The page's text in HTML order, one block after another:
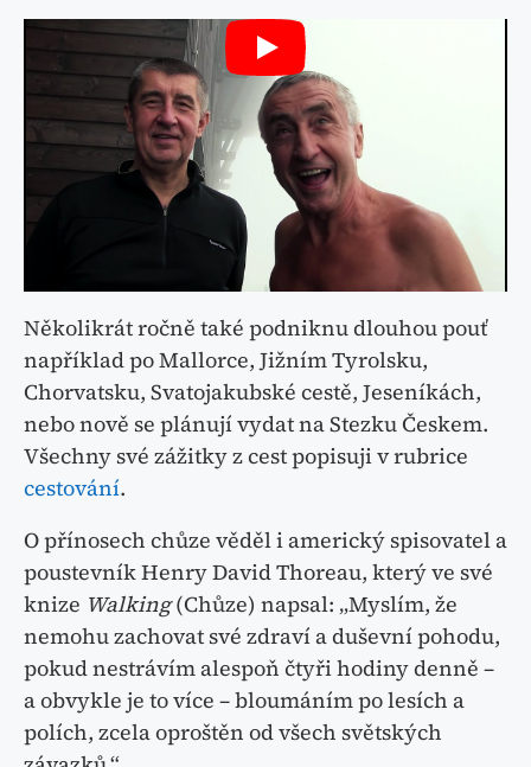
Několikrát ročně také podniknu dlouhou pouť
například po Mallorce, Jižním Tyrolsku,
Chorvatsku, Svatojakubské cestě, Jeseníkách,
nebo nově se plánují vydat na Stezku Českem.
Všechny své zážitky z cest popisuji v rubrice
cestování.
O přínosech chůze věděl i americký spisovatel a
poustevník Henry David Thoreau, který ve své
knize Walking(Chůze) napsal: „Myslím, že
nemohu zachovat své zdraví a duševní pohodu,
pokud nestrávím alespoň čtyři hodiny denně –
a obvykle je to více – bloumáním po lesích a
polích, zcela oproštěn od všech světských